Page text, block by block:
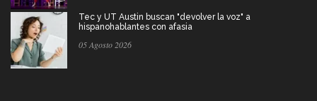
Tec y UT Austin buscan "devolver la voz" a
hispanohablantes con afasia
05 Agosto 2026